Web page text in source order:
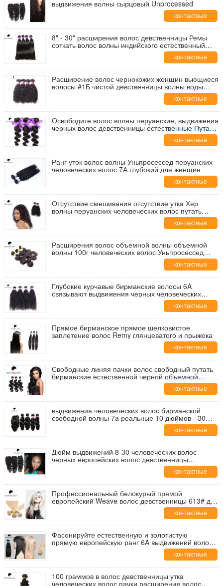
выдвижения волны сырцовый Unprocessed
контактные
данные
8" - 30" расширения волос девственницы Ремы
соткать волос волны индийского естественный
контактные
данные
Расширение волос чернокожих женщин вьющиеся
волосы #1Б чистой девственницы волны воды
контактные
данные
Освободите волос волны перуанские, выдвижения
черных волос девственницы естественные Путать-
контактные
данные
Ранг уток волос волны Уньпросессед перуанских
человеческих волос 7А глубокий для женщин
контактные
данные
Отсутствие смешивания отсутствие утка Хяр
волны перуанских человеческих волос путать
контактные
данные
Расширения волос объемной волны объемной
волны 100г человеческих волос Уньпросессед
девственницы перуанские перуанскиеконтактные
данные
Глубокие курчавые бирманские волосы 6A
связывают выдвижения черных человеческих
волос девственницы естественные
контактные
данные
Прямое бирманское прямое шелковистое
заплетение волос Remy глянцеватого и прыжока
контактные
данные
Свободные линяя пачки волос свободный путать
бирманские естественной черной объемной
контактные
данные
выдвижения человеческих волос бирманской
свободной волны 7a реальные 10 дюймов - 30
контактные
данные
Дюйм выдвижений 8-30 человеческих волос
черных европейских волос девственницы
контактные
данные
Профессиональный белокурый прямой
европейский Weave волос девственницы 613# для
контактные
данные
Фасонируйте естественную и золотистую
прямую европейскую ранг 6A выдвижений волос
контактные
данные
100 граммов в волос девственницы утка
человеческих волос пачки расширения волос